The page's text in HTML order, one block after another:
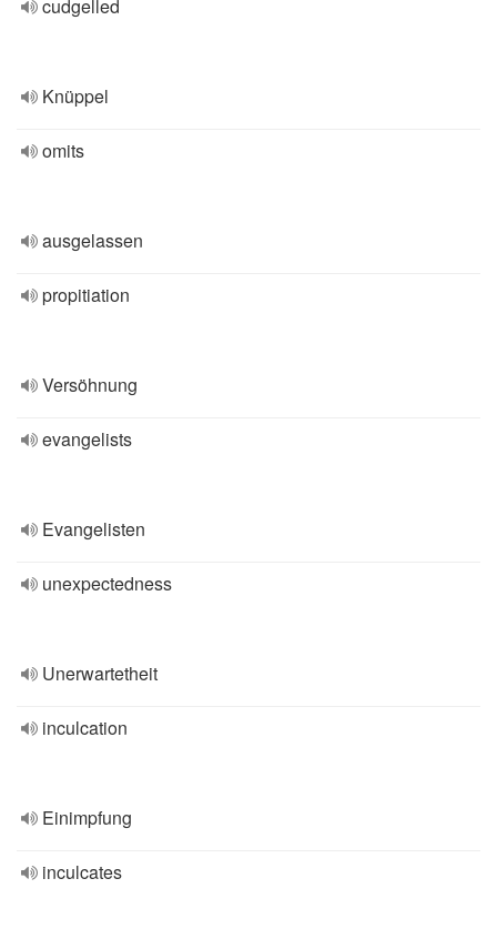
cudgelled
Knüppel
omits
ausgelassen
propitiation
Versöhnung
evangelists
Evangelisten
unexpectedness
Unerwartetheit
inculcation
Einimpfung
inculcates